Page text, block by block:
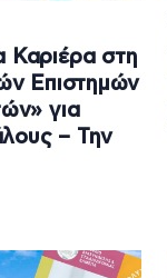
στη
Επιστημών
για
– Την